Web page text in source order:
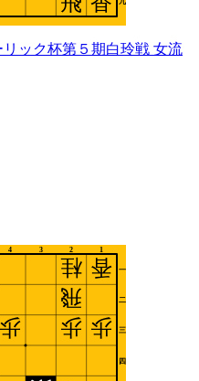
リック杯第５期白玲戦 女流